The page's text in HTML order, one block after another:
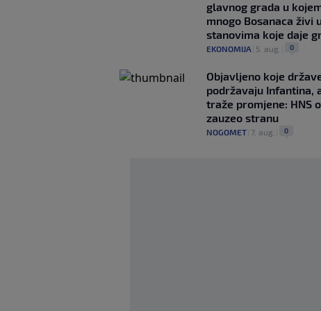
glavnog grada u
mnogo Bosanaca živi
stanovima koje daje
EKONOMIJA 5. aug. 0
Objavljeno koje
podržavaju Infantina,
traže promjene: HNS
zauzeo stranu
NOGOMET 7. aug. 0